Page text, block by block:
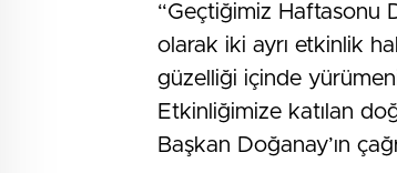
“Geçtiğimiz Haftasonu
olarak iki ayrı etkinlik
güzelliği içinde
Etkinliğimize katılan
Başkan Doğanay’ın